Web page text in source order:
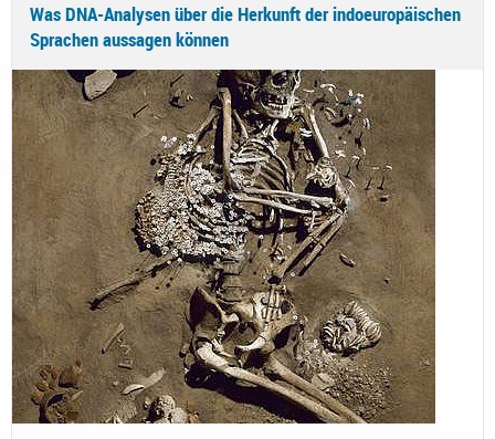
Was DNA-Analysen über die Herkunft der indoeuropäischen
Sprachen aussagen können